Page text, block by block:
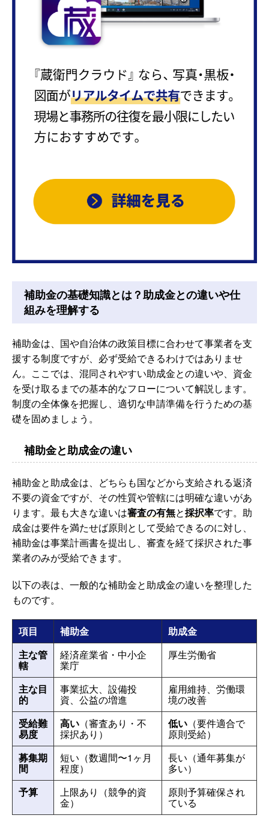
補助金の基礎知識とは？助成金との違いや仕
組みを理解する
補助金は、国や自治体の政策目標に合わせて事業者を支
援する制度ですが、必ず受給できるわけではありませ
ん。ここでは、混同されやすい助成金との違いや、資金
を受け取るまでの基本的なフローについて解説します。
制度の全体像を把握し、適切な申請準備を行うための基
礎を固めましょう。
補助金と助成金の違い
補助金と助成金は、どちらも国などから支給される返済
不要の資金ですが、その性質や管轄には明確な違いがあ
ります。最も大きな違いは審査の有無と採択率です。助
成金は要件を満たせば原則として受給できるのに対し、
補助金は事業計画書を提出し、審査を経て採択された事
業者のみが受給できます。
以下の表は、一般的な補助金と助成金の違いを整理した
ものです。
項目 補助金
助成金
主な管
轄
経済産業省・中小企
業庁
厚生労働省
主な目
的
事業拡大、設備投
資、公益の増進
雇用維持、労働環
境の改善
受給難
易度
高い （審査あり・不
採択あり）
低い （要件適合で
原則受給）
募集期
間
短い（数週間〜1ヶ月
程度）
長い（通年募集が
多い）
予算
上限あり（競争的資
金）
原則予算確保され
ている